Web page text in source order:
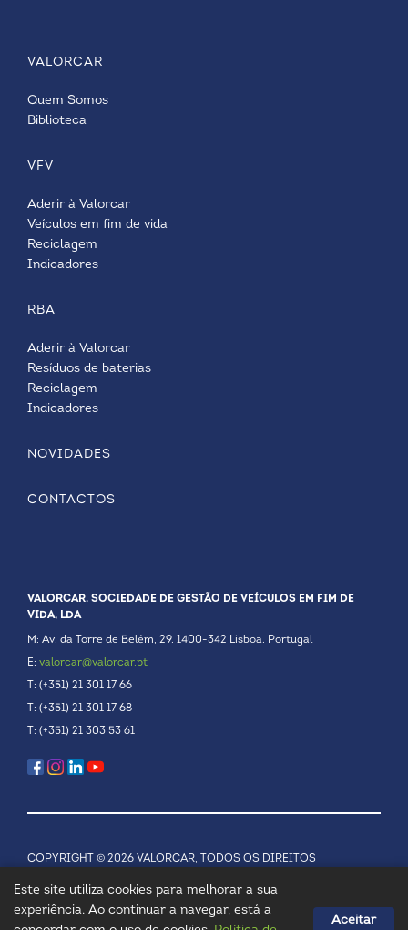
VALORCAR
Quem Somos
Biblioteca
VFV
Aderir à Valorcar
Veículos em fim de vida
Reciclagem
Indicadores
RBA
Aderir à Valorcar
Resíduos de baterias
Reciclagem
Indicadores
NOVIDADES
CONTACTOS
VALORCAR. SOCIEDADE DE GESTÃO DE VEÍCULOS EM FIM DE
VIDA, LDA
M: Av. da Torre de Belém, 29. 1400-342 Lisboa. Portugal
E: valorcar@valorcar.pt
T: (+351) 21 301 17 66
T: (+351) 21 301 17 68
T: (+351) 21 303 53 61
COPYRIGHT © 2026 VALORCAR, TODOS OS DIREITOS
Este site utiliza cookies para melhorar a sua
experiência. Ao continuar a navegar, está a
Aceitar